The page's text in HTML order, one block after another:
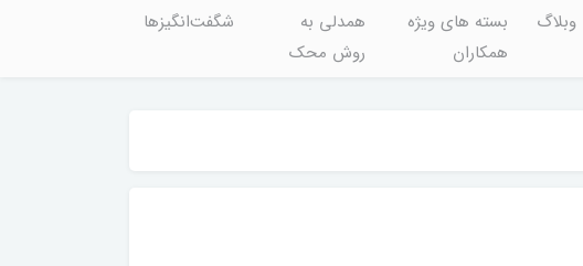
وبلاگ
بسته های ویژه
همکاران
همدلی به
روش محک
شگفت‌انگیزها